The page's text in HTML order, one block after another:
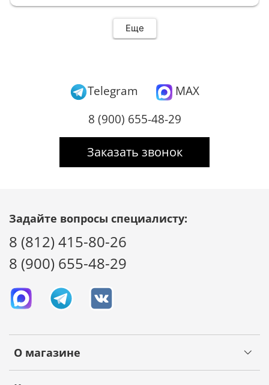
Еще
Telegram
MAX
8 (900) 655-48-29
Заказать звонок
О магазине
Задайте вопросы специалисту:
8 (812) 415-80-26
8 (900) 655-48-29